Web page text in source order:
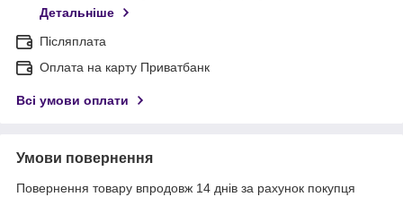
Детальніше
Післяплата
Оплата на карту Приватбанк
Всі умови оплати
Умови повернення
Повернення товару впродовж 14 днів за рахунок покупця